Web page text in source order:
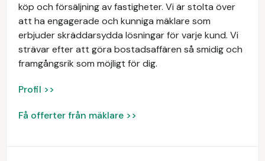
köp och försäljning av fastigheter. Vi är stolta över
att ha engagerade och kunniga mäklare som
erbjuder skräddarsydda lösningar för varje kund. Vi
strävar efter att göra bostadsaffären så smidig och
framgångsrik som möjligt för dig.
Profil >>
Få offerter från mäklare >>